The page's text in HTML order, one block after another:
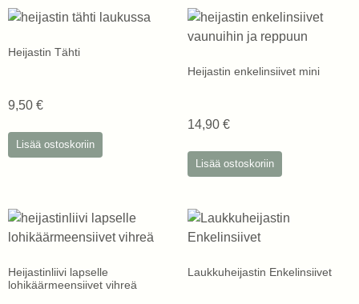
Heijastin Tähti
9,50 €
Lisää ostoskoriin
Heijastin enkelinsiivet mini
14,90 €
Lisää ostoskoriin
Heijastinliivi lapselle
lohikäärmeensiivet vihreä
Laukkuheijastin Enkelinsiivet